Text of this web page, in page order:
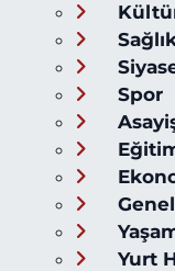
Spor
Genel
Yurt